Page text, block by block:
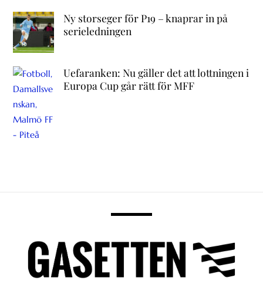
Ny storseger för P19 – knaprar in på
serieledningen
Uefaranken: Nu gäller det att lottningen i
Europa Cup går rätt för MFF